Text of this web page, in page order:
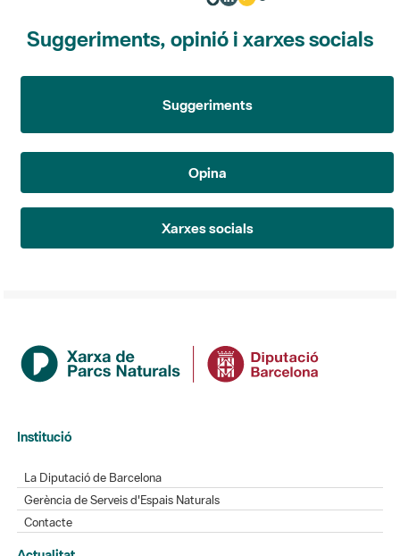
Suggeriments, opinió i xarxes socials
Suggeriments
Opina
Xarxes socials
Institució
La Diputació de Barcelona
Gerència de Serveis d'Espais Naturals
Contacte